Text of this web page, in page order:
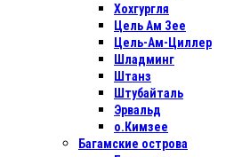
Хохгургля
Цель Ам Зее
Цель-Ам-Циллер
Шладминг
Штанз
Штубайталь
Эрвальд
о.Кимзее
Багамские острова